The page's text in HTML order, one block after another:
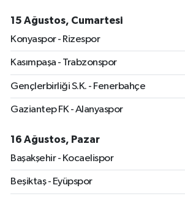
15 Ağustos, Cumartesi
Konyaspor - Rizespor
Kasımpaşa - Trabzonspor
Gençlerbirliği S.K. - Fenerbahçe
Gaziantep FK - Alanyaspor
16 Ağustos, Pazar
Başakşehir - Kocaelispor
Beşiktaş - Eyüpspor